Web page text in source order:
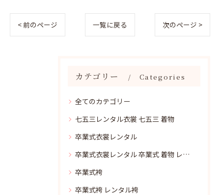
< 前のページ 一覧に戻る 次のページ >
カテゴリー Categories
全てのカテゴリー
七五三レンタル衣裳 七五三 着物
卒業式衣裳レンタル
卒業式衣裳レンタル 卒業式 着物 レンタル
卒業式袴
卒業式袴 レンタル袴